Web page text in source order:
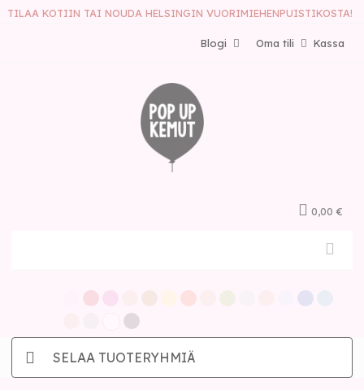
TILAA KOTIIN TAI NOUDA HELSINGIN VUORIMIEHENPUISTIKOSTA!
Kassa
Oma tili
Blogi
0,00 €
SELAA TUOTERYHMIÄ